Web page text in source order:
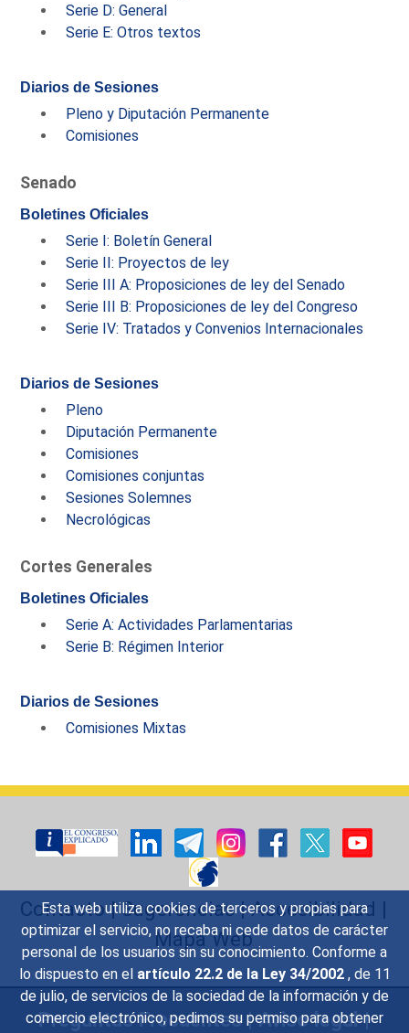
Esta web utiliza cookies de terceros y propias para
optimizar el servicio, no recaba ni cede datos de carácter
personal de los usuarios sin su conocimiento. Conforme a
lo dispuesto en el artículo 22.2 de la Ley 34/2002 , de 11
de julio, de servicios de la sociedad de la información y de
comercio electrónico, pedimos su permiso para obtener
Serie D: General
Serie E: Otros textos
Diarios de Sesiones
Pleno y Diputación Permanente
Comisiones
Senado
Boletines Oficiales
Serie I: Boletín General
Serie II: Proyectos de ley
Serie III A: Proposiciones de ley del Senado
Serie III B: Proposiciones de ley del Congreso
Serie IV: Tratados y Convenios Internacionales
Diarios de Sesiones
Pleno
Diputación Permanente
Comisiones
Comisiones conjuntas
Sesiones Solemnes
Necrológicas
Cortes Generales
Boletines Oficiales
Serie A: Actividades Parlamentarias
Serie B: Régimen Interior
Diarios de Sesiones
Comisiones Mixtas
Contacto|Sugerencias|Accesibilidad |
Mapa Web
Preguntas Frecuentes|Aviso legal|